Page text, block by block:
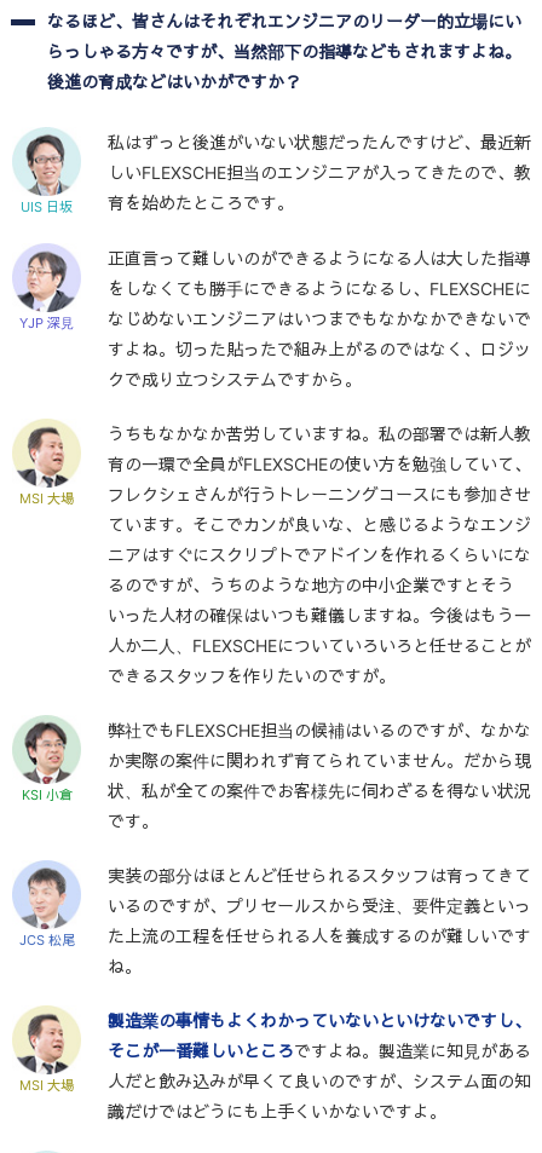
なるほど、皆さんはそれぞれエンジニアのリーダー的立場にい
らっしゃる方々ですが、当然部下の指導などもされますよね。
後進の育成などはいかがですか？
UIS 日坂
私はずっと後進がいない状態だったんですけど、最近新
しいFLEXSCHE担当のエンジニアが入ってきたので、教
育を始めたところです。
YJP 深見
正直言って難しいのができるようになる人は大した指導
をしなくても勝手にできるようになるし、FLEXSCHEに
なじめないエンジニアはいつまでもなかなかできないで
すよね。切った貼ったで組み上がるのではなく、ロジッ
クで成り立つシステムですから。
MSI 大場
うちもなかなか苦労していますね。私の部署では新人教
育の一環で全員がFLEXSCHEの使い方を勉強していて、
フレクシェさんが行うトレーニングコースにも参加させ
ています。そこでカンが良いな、と感じるようなエンジ
ニアはすぐにスクリプトでアドインを作れるくらいにな
るのですが、うちのような地方の中小企業ですとそう
いった人材の確保はいつも難儀しますね。今後はもう一
人か二人、FLEXSCHEについていろいろと任せることが
できるスタッフを作りたいのですが。
KSI 小倉
弊社でもFLEXSCHE担当の候補はいるのですが、なかな
か実際の案件に関われず育てられていません。だから現
状、私が全ての案件でお客様先に伺わざるを得ない状況
です。
JCS 松尾
実装の部分はほとんど任せられるスタッフは育ってきて
いるのですが、プリセールスから受注、要件定義といっ
た上流の工程を任せられる人を養成するのが難しいです
ね。
MSI 大場
製造業の事情もよくわかっていないといけないですし、
そこが一番難しいところですよね。製造業に知見がある
人だと飲み込みが早くて良いのですが、システム面の知
識だけではどうにも上手くいかないですよ。